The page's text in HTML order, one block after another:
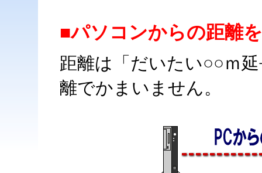
■パソコンからの距離
距離は「だいたい○○ｍ
離でかまいません。